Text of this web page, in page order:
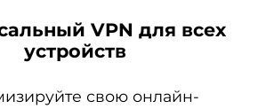
VPN для всех
устройств
свою онлайн-